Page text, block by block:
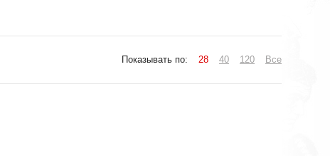
Показывать по: 28 40 120 Все